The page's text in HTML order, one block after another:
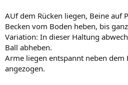
AUf dem Rücken liegen, Beine auf
Becken vom Boden heben, bis
Variation: In dieser Haltung
Ball abheben.
Arme liegen entspannt neben dem
angezogen.